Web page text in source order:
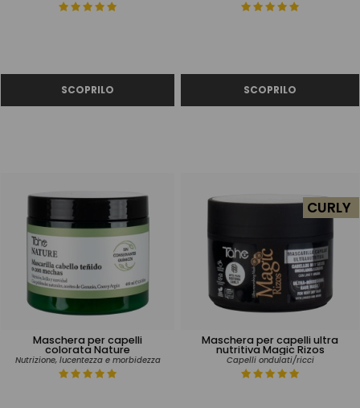
Maschera per capelli
colorata Nature
Nutrizione, lucentezza e morbidezza
Maschera per capelli ultra
nutritiva Magic Rizos
Capelli ondulati/ricci
CURLY